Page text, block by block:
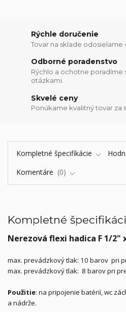
Rýchle doručenie
Tovar na sklade odosielame
Odborné poradenstvo
Rýchlo a ochotne poradíme
otázkami.
Skvelé ceny
Ponúkame kvalitný tovar za
Kompletné špecifikácie
Komentáre
0
Kompletné
Nerezová flexi hadica F 1/2"
max. prevádzkový tlak: 10 barov pri
max. prevádzkový tlak: 8 barov pri
Použitie: na pripojenie batérií, wc
a nádrže.